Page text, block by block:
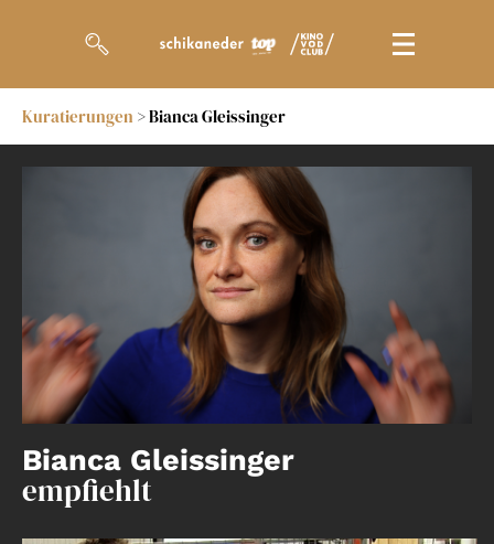
Filme
Magazin
Kuratierungen
Events
So geht’s
Filmpakete
& Filmpässe
Account
Kuratierungen > Bianca Gleissinger
Bianca Gleissinger
empfiehlt